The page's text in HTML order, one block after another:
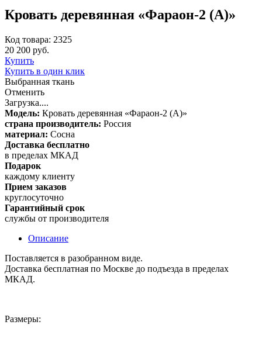
Кровать деревянная «Фараон-2 (А)»
Код товара: 2325
20 200 руб.
Купить
Купить в один клик
Выбранная ткань
Отменить
Загрузка....
Модель: Кровать деревянная «Фараон-2 (А)»
страна производитель: Россия
материал: Сосна
Доставка бесплатно
в пределах МКАД
Подарок
каждому клиенту
Прием заказов
круглосуточно
Гарантийный срок
службы от производителя
Описание
Поставляется в разобранном виде.
Доставка бесплатная по Москве до подъезда в пределах
МКАД.
Размеры: